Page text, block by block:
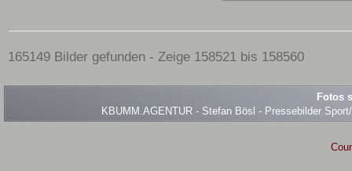
165149 Bilder gefunden - Zeige 158521 bis 158560
Fotos
KBUMM.AGENTUR - Stefan Bösl - Pressebilder